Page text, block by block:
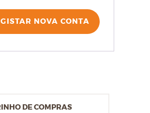
NOVA CONTA
DE COMPRAS